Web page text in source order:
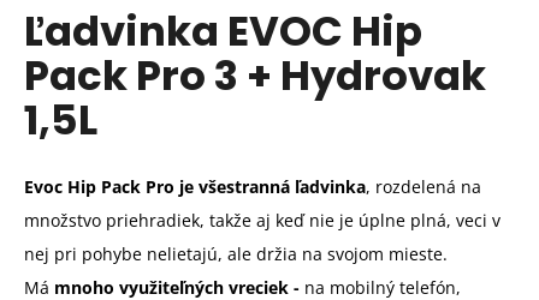
produktu
je
0,0
5
hviezdičiek.
Ľadvinka EVOC Hip
Pack Pro 3 + Hydrovak
1,5L
Evoc Hip Pack Pro je všestranná ľadvinka, rozdelená na
množstvo priehradiek, takže aj keď nie je úplne plná, veci v
nej pri pohybe nelietajú, ale držia na svojom mieste.
Má mnoho využiteľných vreciek - na mobilný telefón,